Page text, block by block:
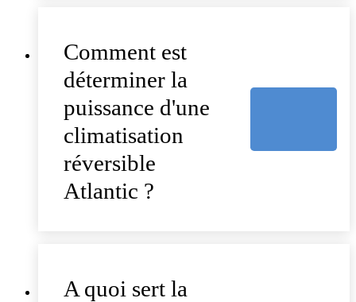
Comment est
déterminer la
puissance d'une
climatisation
réversible
Atlantic ?
A quoi sert la